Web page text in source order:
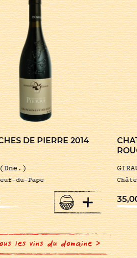
DE PIERRE 2014
(Dne.)
du-Pape
+
les vins du domaine >